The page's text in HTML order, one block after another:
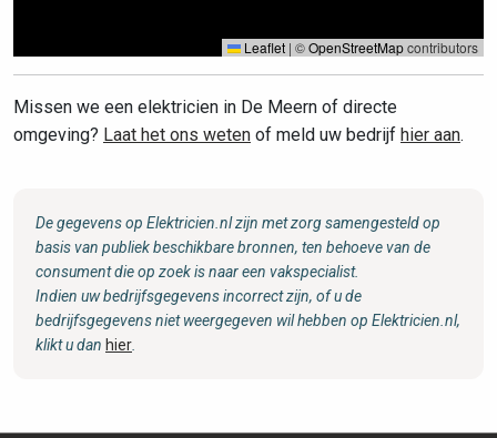
Leaflet | ©OpenStreetMapcontributors
Missen we een elektricien in De Meern of directe
omgeving? Laat het ons weten of meld uw bedrijf hier aan.
De gegevens op Elektricien.nl zijn met zorg samengesteld op
basis van publiek beschikbare bronnen, ten behoeve van de
consument die op zoek is naar een vakspecialist.
Indien uw bedrijfsgegevens incorrect zijn, of u de
bedrijfsgegevens niet weergegeven wil hebben op Elektricien.nl,
klikt u dan hier